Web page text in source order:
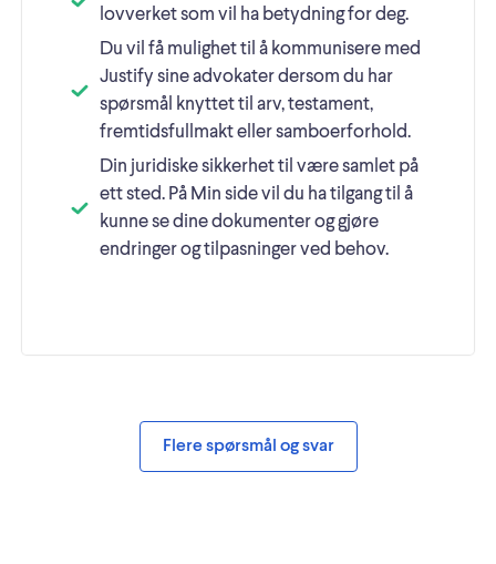
lovverket som vil ha betydning for deg.
Du vil få mulighet til å kommunisere med
Justify sine advokater dersom du har
spørsmål knyttet til arv, testament,
fremtidsfullmakt eller samboerforhold.
Din juridiske sikkerhet til være samlet på
ett sted. På Min side vil du ha tilgang til å
kunne se dine dokumenter og gjøre
endringer og tilpasninger ved behov.
Flere spørsmål og svar